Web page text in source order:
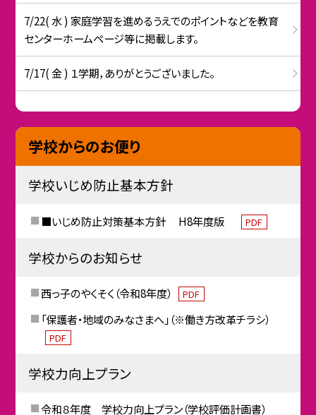
7/22( 水 ) 家庭学習を進めるうえでのポイントなどを教育
センターホームページ等に掲載します。
7/17( 金 ) １学期，ありがとうございました。
学校からのお便り
学校いじめ防止基本方針
■いじめ防止対策基本方針 H8年度版 PDF
学校からのお知らせ
西っ子のやくそく（令和8年度） PDF
「保護者・地域のみなさまへ」（※働き方改革チラシ）
PDF
学校力向上プラン
令和８年度 学校力向上プラン（学校評価計画書）